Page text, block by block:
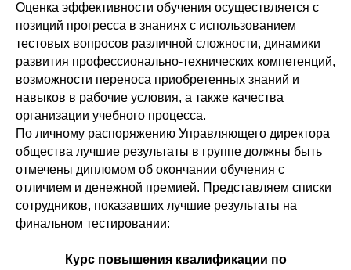
Оценка эффективности обучения осуществляется с
позиций прогресса в знаниях с использованием
тестовых вопросов различной сложности, динамики
развития профессионально-технических компетенций,
возможности переноса приобретенных знаний и
навыков в рабочие условия, а также качества
организации учебного процесса.
По личному распоряжению Управляющего директора
общества лучшие результаты в группе должны быть
отмечены дипломом об окончании обучения с
отличием и денежной премией. Представляем списки
сотрудников, показавших лучшие результаты на
финальном тестировании:
Курс повышения квалификации по